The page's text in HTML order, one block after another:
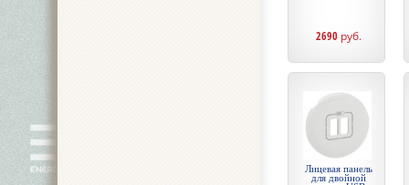
2690 руб.
Лицевая панель
для двойной